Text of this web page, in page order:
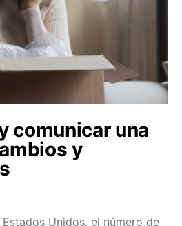
comunicar una
y
Unidos, el número de